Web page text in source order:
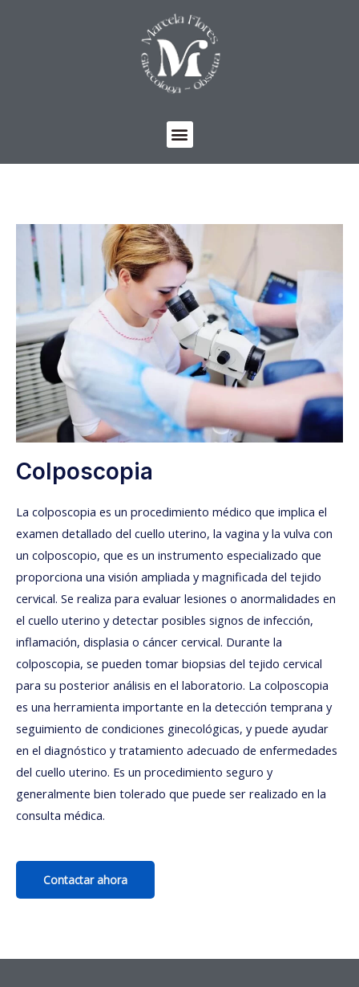
Colposcopia
La colposcopia es un procedimiento médico que implica el
examen detallado del cuello uterino, la vagina y la vulva con
un colposcopio, que es un instrumento especializado que
proporciona una visión ampliada y magnificada del tejido
cervical. Se realiza para evaluar lesiones o anormalidades en
el cuello uterino y detectar posibles signos de infección,
inflamación, displasia o cáncer cervical. Durante la
colposcopia, se pueden tomar biopsias del tejido cervical
para su posterior análisis en el laboratorio. La colposcopia
es una herramienta importante en la detección temprana y
seguimiento de condiciones ginecológicas, y puede ayudar
en el diagnóstico y tratamiento adecuado de enfermedades
del cuello uterino. Es un procedimiento seguro y
generalmente bien tolerado que puede ser realizado en la
consulta médica.
Contactar ahora